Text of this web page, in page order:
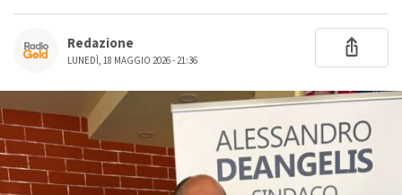
Redazione
LUNEDÌ, 18 MAGGIO 2026 - 21:36